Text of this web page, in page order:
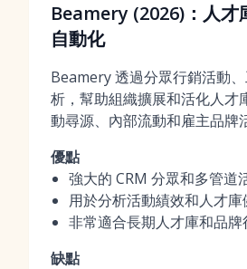
Beamery (2026)：人才
自動化
Beamery 透過分眾行銷活動
析，幫助組織擴展和活化人才
動尋源、內部流動和雇主品牌
優點
強大的 CRM 分眾和多管道
用於分析活動績效和人才庫
非常適合長期人才庫和品牌
缺點